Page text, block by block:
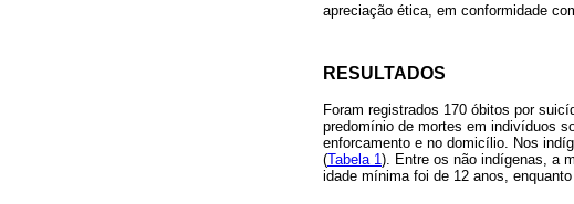
apreciação ética, em conformidade
RESULTADOS
Foram registrados 170 óbitos por
predomínio de mortes em indivíduos
enforcamento e no domicílio. Nos
(Tabela 1). Entre os não indígenas, a
idade mínima foi de 12 anos,